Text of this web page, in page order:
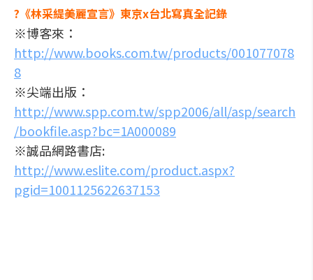
? 《林采緹美麗宣言》東京x台北寫真全記錄
※博客來：
http://www.books.com.tw/products/001077078
8
※尖端出版：
http://www.spp.com.tw/spp2006/all/asp/search
/bookfile.asp?bc=1A000089
※誠品網路書店:
http://www.eslite.com/product.aspx?
pgid=1001125622637153